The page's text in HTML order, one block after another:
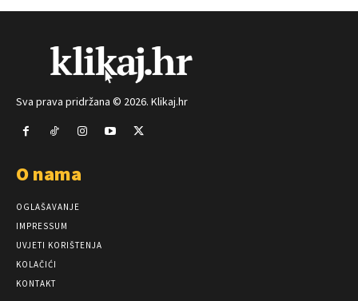
Sva prava pridržana © 2026. Klikaj.hr
O nama
OGLAŠAVANJE
IMPRESSUM
UVJETI KORIŠTENJA
KOLAČIĆI
KONTAKT